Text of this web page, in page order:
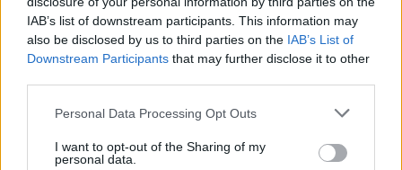
IAB’s list of downstream participants. This information may
also be disclosed by us to third parties on the IAB’s List of
Downstream Participants that may further disclose it to other
Please note that this website/app uses one or more Google
not limited to your visit or usage behaviour. You may click to
grant or deny consent to Google and its third-party tags to
Personal Data Processing Opt Outs
I want to opt-out of the Sharing of my
personal data.
Yhtiömuodot
Avoin yhtiö